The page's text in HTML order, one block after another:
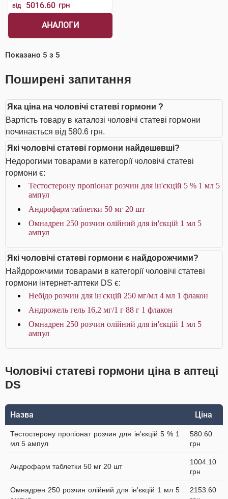
від 5016.60 грн
АНАЛОГИ
Показано 5 з 5
Поширені запитання
Яка ціна на чоловічі статеві гормони ?
Вартість товару в каталозі чоловічі статеві гормони
починається від 580.6 грн.
Які чоловічі статеві гормони найдешевші?
Недорогими товарами в категорії чоловічі статеві
гормони є:
Тестостерону пропіонат розчин для ін'єкцій 5 % 1 мл 5
ампул
Андрофарм таблетки 50 мг 20 шт
Омнадрен 250 розчин олійний для ін'єкцій 1 мл 5
ампул
Які чоловічі статеві гормони є найдорожчими?
Найдорожчими товарами в категорії чоловічі статеві
гормони інтернет-аптеки DS є:
Небідо розчин для ін'єкцій 250 мг/мл 4 мл 1 флакон
Андрожель гель 16,2 мг/1 г 88 г 1 флакон
Омнадрен 250 розчин олійний для ін'єкцій 1 мл 5
ампул
Чоловічі статеві гормони ціна в аптеці
DS
Назва Ціна
Тестостерону пропіонат розчин для ін'єкцій 5 % 1
мл 5 ампул
580.60
грн
Андрофарм таблетки 50 мг 20 шт
1004.10
грн
Омнадрен 250 розчин олійний для ін'єкцій 1 мл 5
2153.60